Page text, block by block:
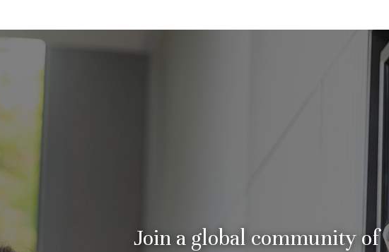
Join a global community of